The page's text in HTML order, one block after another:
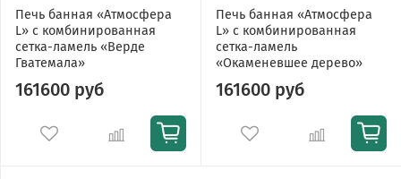
Печь банная «Атмосфера
L» с комбинированная
сетка-ламель «Верде
Гватемала»
161600 руб
Печь банная «Атмосфера
L» с комбинированная
сетка-ламель
«Окаменевшее дерево»
161600 руб